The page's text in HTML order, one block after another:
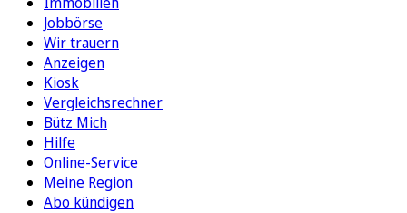
Jobbörse
Wir trauern
Anzeigen
Kiosk
Vergleichsrechner
Bütz Mich
Hilfe
Online-Service
Meine Region
Abo kündigen